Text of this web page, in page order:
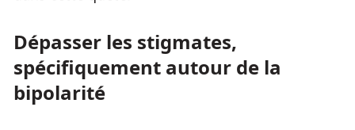
Dépasser les stigmates,
spécifiquement autour de la
bipolarité